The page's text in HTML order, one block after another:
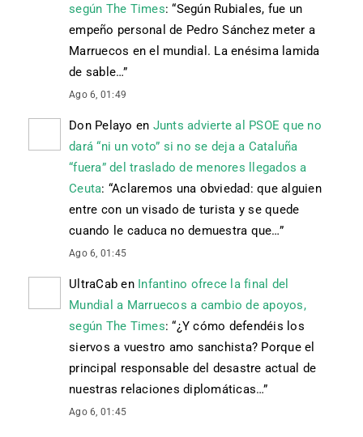
según The Times: “Según Rubiales, fue un
empeño personal de Pedro Sánchez meter a
Marruecos en el mundial. La enésima lamida
de sable…”
Ago 6, 01:49
Don Pelayo en Junts advierte al PSOE que no
dará “ni un voto” si no se deja a Cataluña
“fuera” del traslado de menores llegados a
Ceuta: “Aclaremos una obviedad: que alguien
entre con un visado de turista y se quede
cuando le caduca no demuestra que…”
Ago 6, 01:45
UltraCab en Infantino ofrece la final del
Mundial a Marruecos a cambio de apoyos,
según The Times: “¿Y cómo defendéis los
siervos a vuestro amo sanchista? Porque el
principal responsable del desastre actual de
nuestras relaciones diplomáticas…”
Ago 6, 01:45